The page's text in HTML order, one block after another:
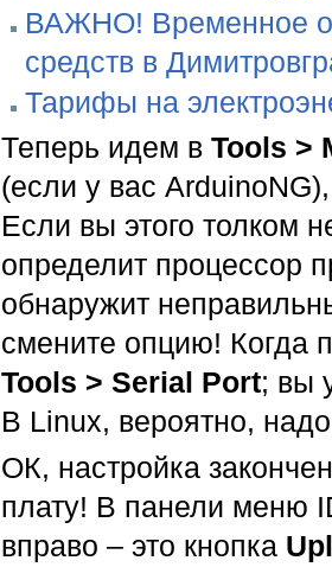
ВАЖНО! Временное
средств в
Тарифы на
Теперь идем в Tools >
(если у вас
Если вы этого толком
определит процессор
обнаружит
смените опцию! Когда
Tools > Serial Port; вы
В Linux, вероятно,
ОК, настройка
плату! В панели меню
вправо – это кнопка